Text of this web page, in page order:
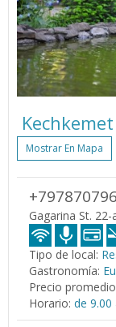
Kechkemet
Mostrar En Mapa
Gagarina St. 22-
Tipo de local:
Gastronomía:
Precio
Horario: de 9.00